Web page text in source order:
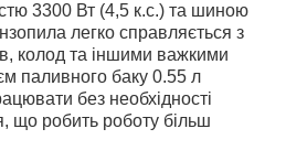
3300 Вт (4,5 к.с.) та шиною
легко справляється з
колод та іншими важкими
паливного баку 0.55 л
без необхідності
що робить роботу більш